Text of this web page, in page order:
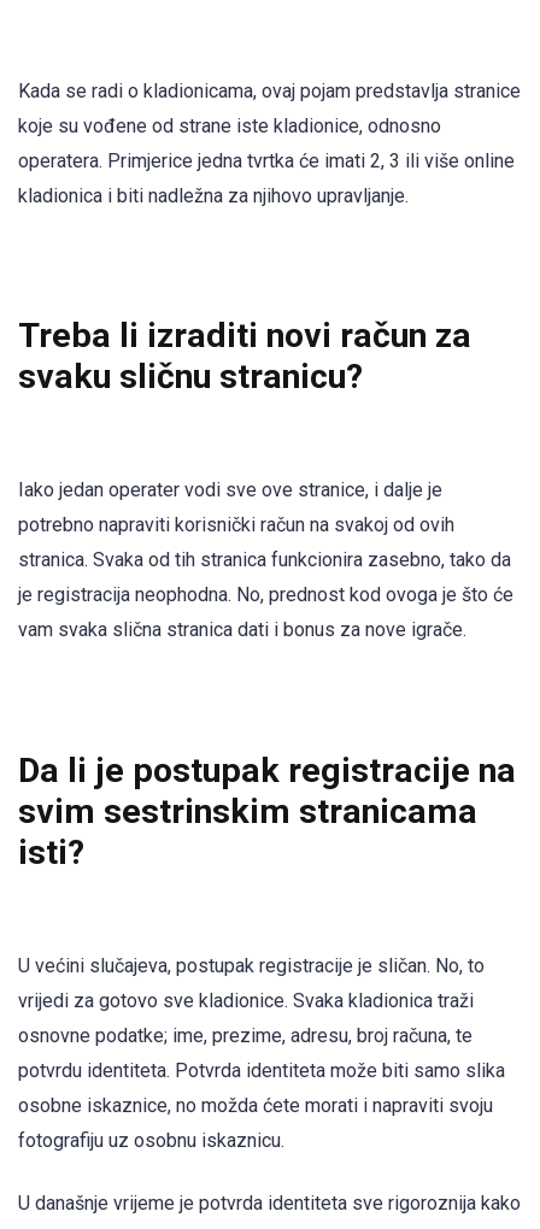
Kada se radi o kladionicama, ovaj pojam predstavlja stranice
koje su vođene od strane iste kladionice, odnosno
operatera. Primjerice jedna tvrtka će imati 2, 3 ili više online
kladionica i biti nadležna za njihovo upravljanje.
Treba li izraditi novi račun za
svaku sličnu stranicu?
Iako jedan operater vodi sve ove stranice, i dalje je
potrebno napraviti korisnički račun na svakoj od ovih
stranica. Svaka od tih stranica funkcionira zasebno, tako da
je registracija neophodna. No, prednost kod ovoga je što će
vam svaka slična stranica dati i bonus za nove igrače.
Da li je postupak registracije na
svim sestrinskim stranicama
isti?
U većini slučajeva, postupak registracije je sličan. No, to
vrijedi za gotovo sve kladionice. Svaka kladionica traži
osnovne podatke; ime, prezime, adresu, broj računa, te
potvrdu identiteta. Potvrda identiteta može biti samo slika
osobne iskaznice, no možda ćete morati i napraviti svoju
fotografiju uz osobnu iskaznicu.
U današnje vrijeme je potvrda identiteta sve rigoroznija kako